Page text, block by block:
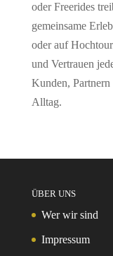
oder Freerides
gemeinsame
oder auf
und Vertrauen
Kunden,
Alltag.
ÜBER UNS
Wer wir sind
Impressum